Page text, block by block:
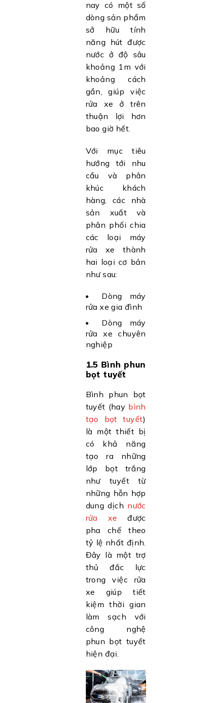
nay có một số
dòng sản phẩm
sở hữu tính
năng hút được
nước ở độ sâu
khoảng 1m với
khoảng cách
gần, giúp việc
rửa xe ở trên
thuận lợi hơn
bao giờ hết.
Với mục tiêu
hướng tới nhu
cầu và phân
khúc khách
hàng, các nhà
sản xuất và
phân phối chia
các loại máy
rửa xe thành
hai loại cơ bản
như sau:
Dòng máy
rửa xe gia đình
Dòng máy
rửa xe chuyên
nghiệp
1.5 Bình phun
bọt tuyết
Bình phun bọt
tuyết (hay bình
tạo bọt tuyết)
là một thiết bị
có khả năng
tạo ra những
lớp bọt trắng
như tuyết từ
những hỗn hợp
dung dịch nước
rửa xe được
pha chế theo
tỷ lệ nhất định.
Đây là một trợ
thủ đắc lực
trong việc rửa
xe giúp tiết
kiệm thời gian
làm sạch với
công nghệ
phun bọt tuyết
hiện đại.